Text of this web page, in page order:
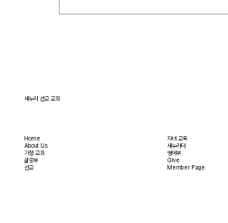
Home
About Us
​가정 교회
​삶공부
​선교
자녀 교육
새누리터
영어부
Give
Member Page
새누리 선교 교회